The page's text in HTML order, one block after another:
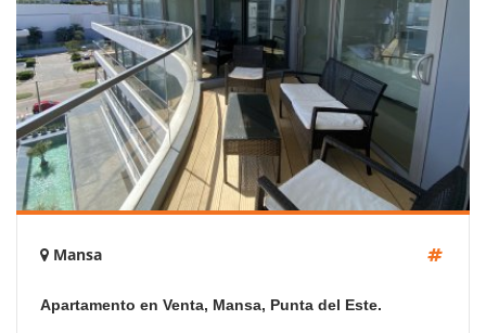
Mansa
Apartamento en Venta, Mansa, Punta del Este.